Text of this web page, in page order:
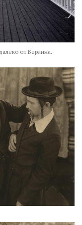
от Берлина.